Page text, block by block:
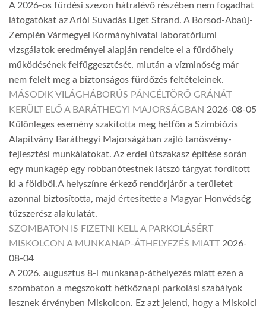
A 2026-os fürdési szezon hátralévő részében nem fogadhat
látogatókat az Arlói Suvadás Liget Strand. A Borsod-Abaúj-
Zemplén Vármegyei Kormányhivatal laboratóriumi
vizsgálatok eredményei alapján rendelte el a fürdőhely
működésének felfüggesztését, miután a vízminőség már
nem felelt meg a biztonságos fürdőzés feltételeinek.
MÁSODIK VILÁGHÁBORÚS PÁNCÉLTÖRŐ GRÁNÁT
KERÜLT ELŐ A BARÁTHEGYI MAJORSÁGBAN 2026-08-05
Különleges esemény szakította meg hétfőn a Szimbiózis
Alapítvány Baráthegyi Majorságában zajló tanösvény-
fejlesztési munkálatokat. Az erdei útszakasz építése során
egy munkagép egy robbanótestnek látszó tárgyat fordított
ki a földből.A helyszínre érkező rendőrjárőr a területet
azonnal biztosította, majd értesítette a Magyar Honvédség
tűzszerész alakulatát.
SZOMBATON IS FIZETNI KELL A PARKOLÁSÉRT
MISKOLCON A MUNKANAP-ÁTHELYEZÉS MIATT 2026-
08-04
A 2026. augusztus 8-i munkanap-áthelyezés miatt ezen a
szombaton a megszokott hétköznapi parkolási szabályok
lesznek érvényben Miskolcon. Ez azt jelenti, hogy a Miskolci